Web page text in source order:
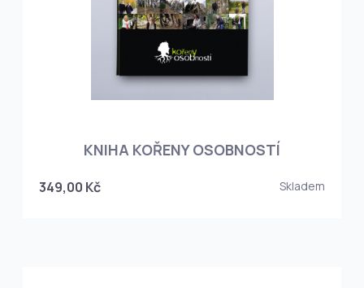
KNIHA KOŘENY OSOBNOSTÍ
349,00 Kč Skladem